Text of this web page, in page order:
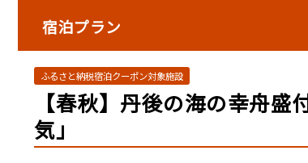
宿泊プラン
ふるさと納税宿泊クーポン対象施設
【春秋】丹後の海の幸舟
気」